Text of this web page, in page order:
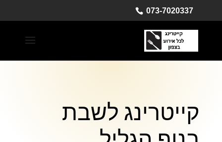
073-7020337
קייטרינג לשבת